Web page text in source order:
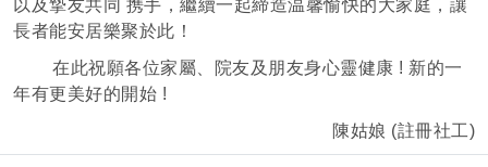
長者能安居樂聚於此！
在此祝願各位家屬、院友及朋友身心靈健康 ! 新的一
年有更美好的開始 !
陳姑娘 (註冊社工)